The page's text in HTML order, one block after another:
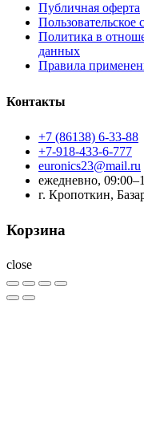
Публичная оферта
Пользовательское
Политика в
данных
Правила
Контакты
+7 (86138) 6-33-88
+7-918-433-6-777
euronics23@mail.ru
ежедневно,
г. Кропоткин,
Корзина
close